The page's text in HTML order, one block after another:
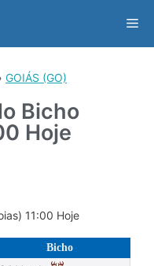
GOIÁS (GO)
Bicho
Hoje
11:00 Hoje
Bicho